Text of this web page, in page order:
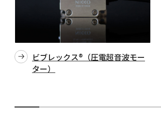
ビブレックス®（圧電超音波モー
ター）